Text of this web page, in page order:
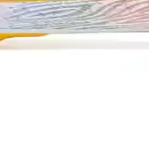
hemen keşfedin!
artırmak için hemen